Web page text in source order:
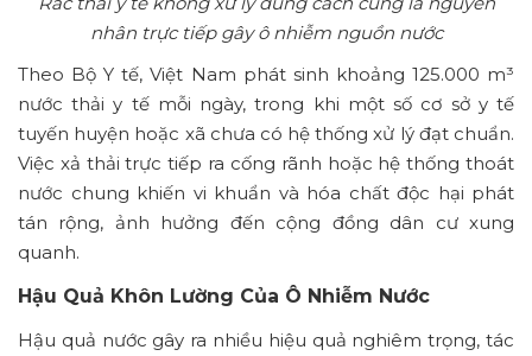
nhân trực tiếp gây ô nhiễm nguồn nước
Theo Bộ Y tế, Việt Nam phát sinh khoảng 125.000 m³
nước thải y tế mỗi ngày, trong khi một số cơ sở y tế
tuyến huyện hoặc xã chưa có hệ thống xử lý đạt chuẩn.
Việc xả thải trực tiếp ra cống rãnh hoặc hệ thống thoát
nước chung khiến vi khuẩn và hóa chất độc hại phát
tán rộng, ảnh hưởng đến cộng đồng dân cư xung
quanh.
Hậu Quả Khôn Lường Của Ô Nhiễm Nước
Hậu quả nước gây ra nhiều hiệu quả nghiêm trọng, tác